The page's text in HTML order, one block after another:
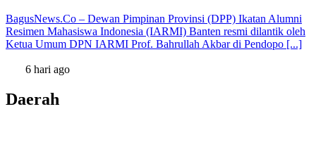
BagusNews.Co – Dewan Pimpinan Provinsi (DPP) Ikatan Alumni
Resimen Mahasiswa Indonesia (IARMI) Banten resmi dilantik oleh
Ketua Umum DPN IARMI Prof. Bahrullah Akbar di Pendopo [...]
6 hari ago
Daerah